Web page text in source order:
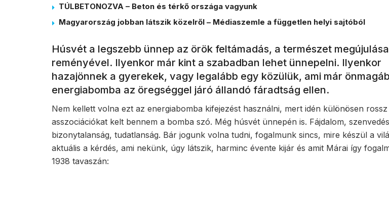
TÚLBETONOZVA – Beton és térkő országa vagyunk
Magyarország jobban látszik közelről – Médiaszemle a független helyi sajtóból
Húsvét a legszebb ünnep az örök feltámadás, a természet megújulása
reményével. Ilyenkor már kint a szabadban lehet ünnepelni. Ilyenkor
hazajönnek a gyerekek, vagy legalább egy közülük, ami már
energiabomba az öregséggel járó állandó fáradtság ellen.
Nem kellett volna ezt az energiabomba kifejezést használni, mert idén különösen rossz
asszociációkat kelt bennem a bomba szó. Még húsvét ünnepén is. Fájdalom,
bizonytalanság, tudatlanság. Bár jogunk volna tudni, fogalmunk sincs, mire készül a
aktuális a kérdés, ami nekünk, úgy látszik, harminc évente kijár és amit Márai így
1938 tavaszán: